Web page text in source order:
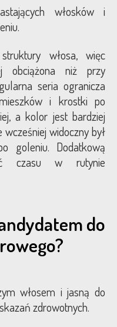
włosków i
włosa, więc
obciążona niż przy
seria ogranicza
i krostki po
a kolor jest bardziej
widoczny był
goleniu. Dodatkową
czasu w rutynie
do
włosem i jasną do
zdrowotnych.